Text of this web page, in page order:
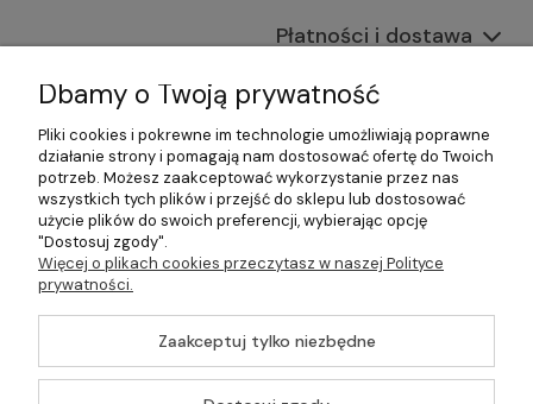
Płatności i dostawa
Informacje
O nas
©2026 Wszelkie Prawa Zastrzeżone | Gastrosklep |
Wyposażenie gastronomii, restauracji oraz barów
Szablon Master byEcommercy
Dbamy o Twoją prywatność
Pliki cookies i pokrewne im technologie umożliwiają poprawne
działanie strony i pomagają nam dostosować ofertę do Twoich
potrzeb. Możesz zaakceptować wykorzystanie przez nas
wszystkich tych plików i przejść do sklepu lub dostosować
użycie plików do swoich preferencji, wybierając opcję
"Dostosuj zgody".
Więcej o plikach cookies przeczytasz w naszej Polityce
prywatności.
Zaakceptuj tylko niezbędne